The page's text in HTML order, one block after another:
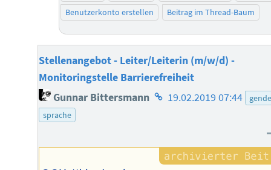
Benutzerkonto erstellen
Beitrag im Thread-Baum
Stellenangebot - Leiter/Leiterin (m/w/d) -
Monitoringstelle Barrierefreiheit
Gunnar Bittersmann Homepage
19.02.2019 07:44
sprache